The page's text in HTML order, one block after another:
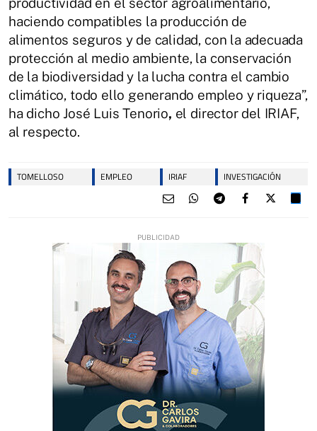
haciendo compatibles la producción de
alimentos seguros y de calidad, con la adecuada
protección al medio ambiente, la conservación
de la biodiversidad y la lucha contra el cambio
climático, todo ello generando empleo y riqueza”,
ha dicho José Luis Tenorio, el director del IRIAF,
al respecto.
TOMELLOSO EMPLEO IRIAF INVESTIGACIÓN